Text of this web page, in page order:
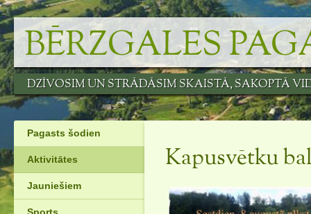
Skip
content
BĒRZGALES
DZĪVOSIM UN STRĀDĀSIM SKAISTĀ, SAKOPTĀ
Pagasts šodien
Aktivitātes
Jauniešiem
Kapusvētku